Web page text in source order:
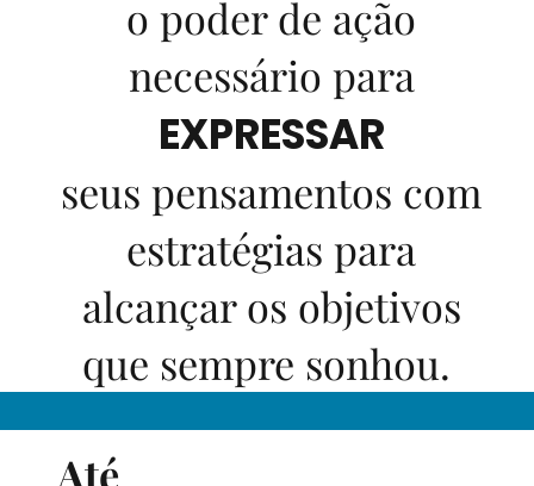
o poder de ação
necessário para
EXPRESSAR
seus pensamentos com
estratégias para
alcançar os objetivos
que sempre sonhou.
Até